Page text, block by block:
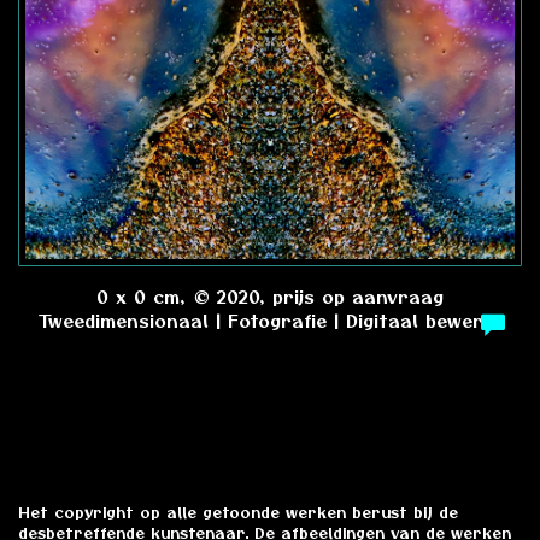
0 x 0 cm, © 2020, prijs op aanvraag
Tweedimensionaal | Fotografie | Digitaal bewerkt
Het copyright op alle getoonde werken berust bij de
desbetreffende kunstenaar. De afbeeldingen van de werken